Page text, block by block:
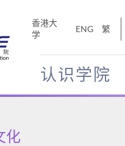
香港大
学
ENG 繁
认识学院
化